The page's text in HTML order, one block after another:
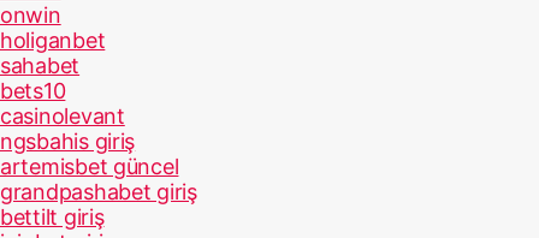
onwin
holiganbet
sahabet
bets10
casinolevant
ngsbahis giriş
artemisbet güncel
grandpashabet giriş
bettilt giriş